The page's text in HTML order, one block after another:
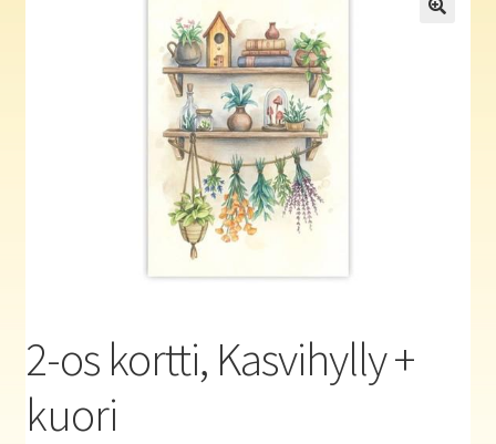
Aurinko Kustannus: kirjat
Auringon kirja- ja paperipuodit verkossa
2-os kortti, Kasvihylly +
kuori